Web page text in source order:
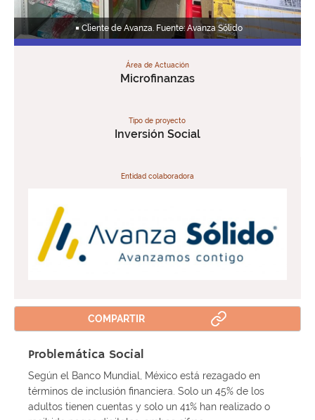
Cliente de Avanza. Fuente: Avanza Sólido
Área de Actuación
Microfinanzas
Tipo de proyecto
Inversión Social
Entidad colaboradora
COMPARTIR
Problemática Social
Según el Banco Mundial, México está rezagado en
términos de inclusión financiera. Solo un 45% de los
adultos tienen cuentas y solo un 41% han realizado o